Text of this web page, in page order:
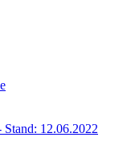
12.06.2022